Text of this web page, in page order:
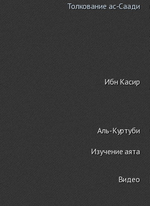
Толкование ас-Саади
Ибн Касир
Аль-Куртуби
Изучение аята
Видео